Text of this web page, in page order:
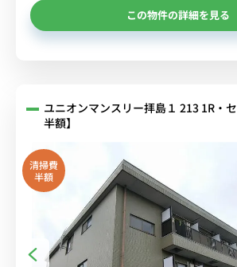
この物件の詳細を見る
ユニオンマンスリー拝島１ 213 1R・
半額】
清掃費
半額